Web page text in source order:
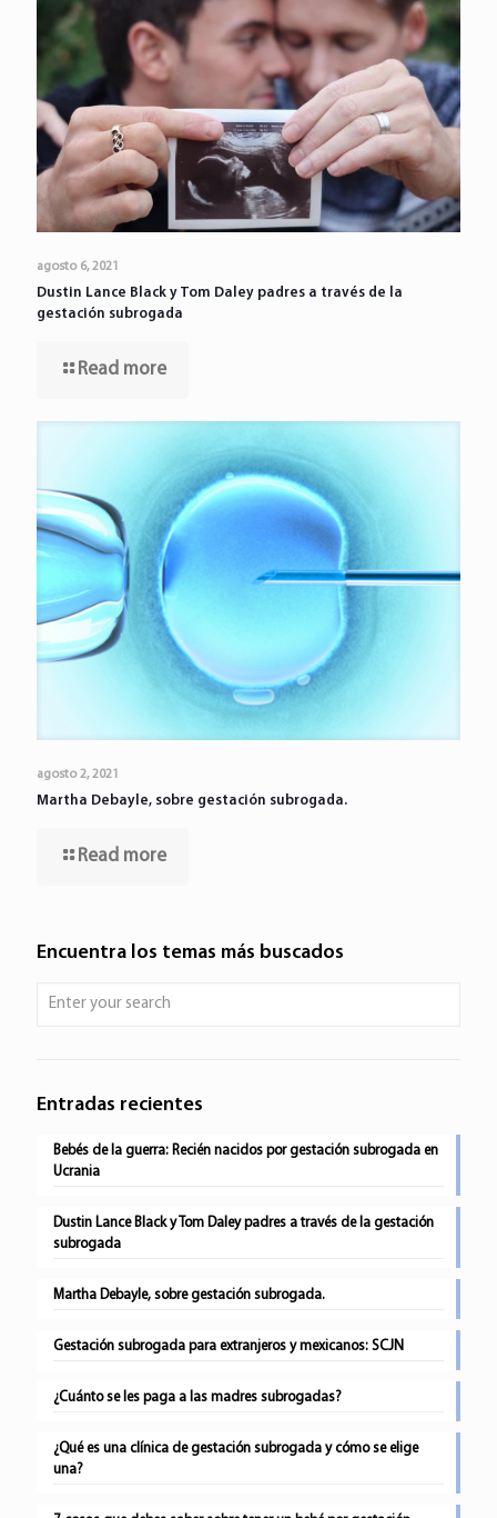
agosto 6, 2021
Dustin Lance Black y Tom Daley padres a través de la
gestación subrogada
Read more
agosto 2, 2021
Martha Debayle, sobre gestación subrogada.
Read more
Encuentra los temas más buscados
Entradas recientes
Bebés de la guerra: Recién nacidos por gestación subrogada en
Ucrania
Dustin Lance Black y Tom Daley padres a través de la gestación
subrogada
Martha Debayle, sobre gestación subrogada.
Gestación subrogada para extranjeros y mexicanos: SCJN
¿Cuánto se les paga a las madres subrogadas?
¿Qué es una clínica de gestación subrogada y cómo se elige
una?